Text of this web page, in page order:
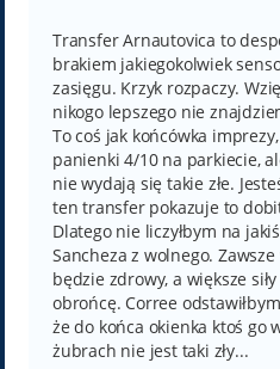
t
Transfer Arnautovica to
brakiem jakiegokolwiek
zasięgu. Krzyk rozpaczy.
nikogo lepszego nie
To coś jak końcówka
panienki 4/10 na parkiecie,
nie wydają się takie złe.
ten transfer pokazuje to
Dlatego nie liczyłbym na
Sancheza z wolnego.
będzie zdrowy, a większe
obrońcę. Corree
że do końca okienka ktoś go
żubrach nie jest taki zły...